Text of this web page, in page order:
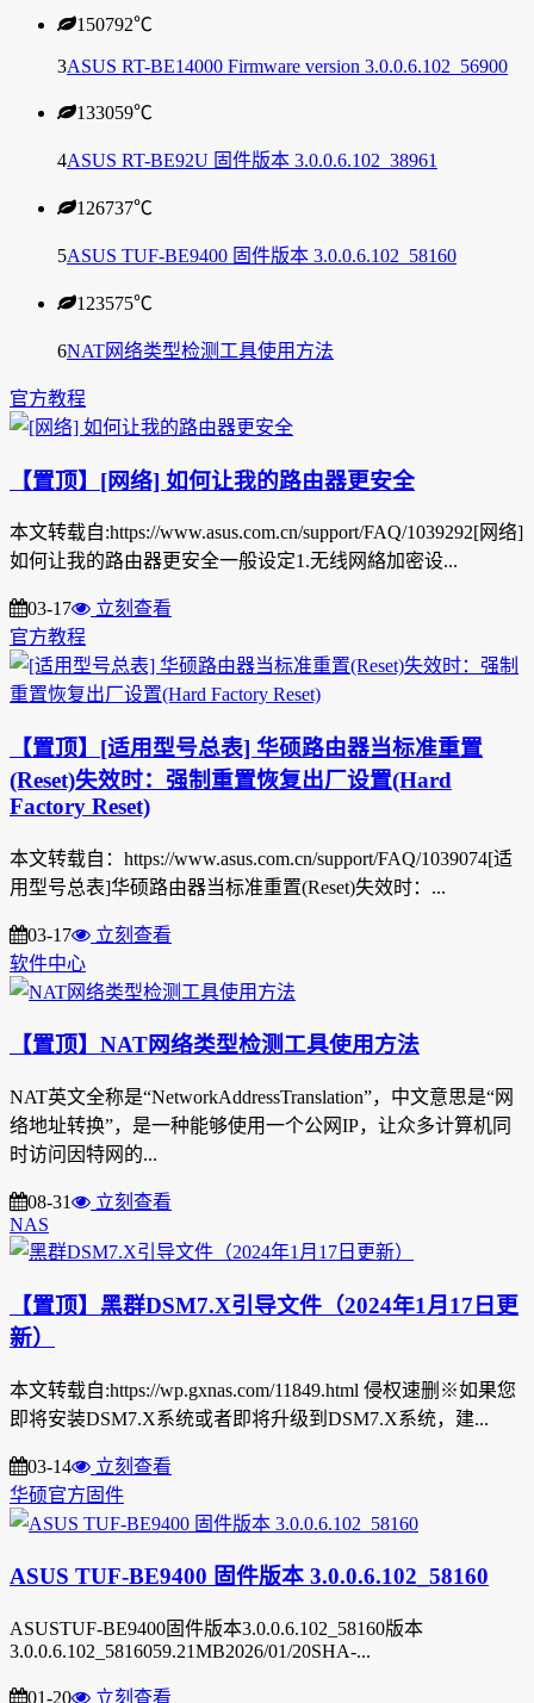
150792℃
3ASUS RT-BE14000 Firmware version 3.0.0.6.102_56900
133059℃
4ASUS RT-BE92U 固件版本 3.0.0.6.102_38961
126737℃
5ASUS TUF-BE9400 固件版本 3.0.0.6.102_58160
123575℃
6NAT网络类型检测工具使用方法
官方教程
【置顶】[网络] 如何让我的路由器更安全
本文转载自:https://www.asus.com.cn/support/FAQ/1039292[网络]
如何让我的路由器更安全一般设定1.无线网絡加密设...
03-17
立刻查看
官方教程
【置顶】[适用型号总表] 华硕路由器当标准重置
(Reset)失效时：强制重置恢复出厂设置(Hard
Factory Reset)
本文转载自：https://www.asus.com.cn/support/FAQ/1039074[适
用型号总表]华硕路由器当标准重置(Reset)失效时：...
03-17
立刻查看
软件中心
【置顶】NAT网络类型检测工具使用方法
NAT英文全称是“NetworkAddressTranslation”，中文意思是“网
络地址转换”，是一种能够使用一个公网IP，让众多计算机同
时访问因特网的...
08-31
立刻查看
NAS
【置顶】黑群DSM7.X引导文件（2024年1月17日更
新）
本文转载自:https://wp.gxnas.com/11849.html 侵权速删※如果您
即将安装DSM7.X系统或者即将升级到DSM7.X系统，建...
03-14
立刻查看
华硕官方固件
ASUS TUF-BE9400 固件版本 3.0.0.6.102_58160
ASUSTUF-BE9400固件版本3.0.0.6.102_58160版本
3.0.0.6.102_5816059.21MB2026/01/20SHA-...
01-20 立刻查看